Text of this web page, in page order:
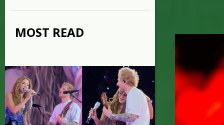
MOST READ